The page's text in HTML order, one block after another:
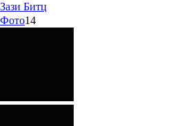
Зази Битц
Фото14